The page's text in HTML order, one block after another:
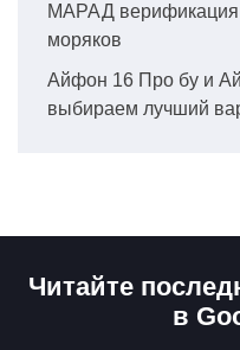
МАРАД верификация
моряков
Айфон 16 Про бу и
выбираем лучший
Читайте
в